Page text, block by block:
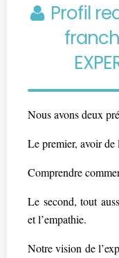
Profil
Nous avons deux
Le premier, avoir de
Comprendre
Le second, tout
et l’empathie.
Notre vision de